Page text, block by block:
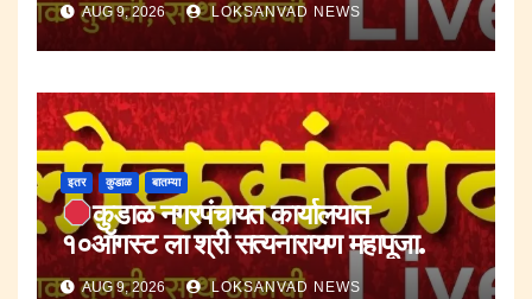
AUG 9, 2026 LOKSANVAD NEWS
इतर कुडाळ बातम्या
कुडाळ नगरपंचायत कार्यालयात
१०ऑगस्ट ला श्री सत्यनारायण महापूजा.
AUG 9, 2026 LOKSANVAD NEWS